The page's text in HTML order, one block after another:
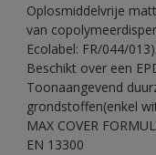
Oplosmiddelvrije
van
Ecolabel: FR/044/
Beschikt over een
Toonaangevend
grondstoffen(enkel
MAX COVER
EN 13300